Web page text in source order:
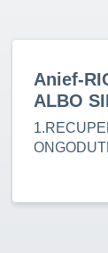
Anief-
ALBO